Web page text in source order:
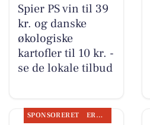
Spier PS vin til 39
kr. og danske
økologiske
kartofler til 10 kr. -
se de lokale tilbud
SPONSORERET ERHVERV